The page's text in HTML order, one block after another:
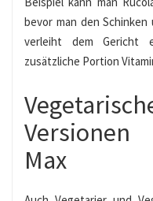
bevor man den
verleiht dem Gericht
zusätzliche Portion
Max